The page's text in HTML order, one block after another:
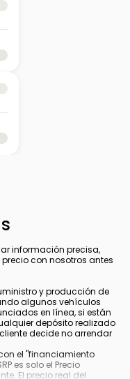
información precisa,
con nosotros antes
y producción de
algunos vehículos
en línea, si están
depósito realizado
decide no arrendar
el "financiamiento
es solo el Precio
El precio real del